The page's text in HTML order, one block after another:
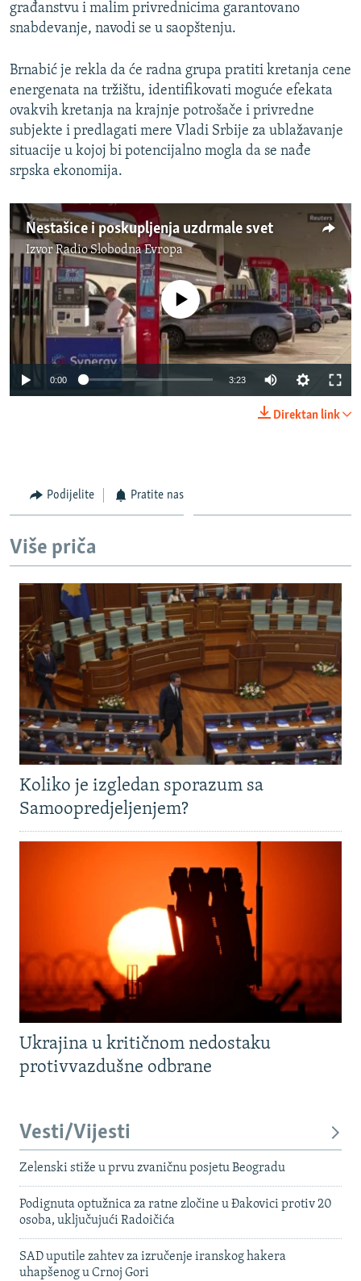
građanstvu i malim privrednicima garantovano
snabdevanje, navodi se u saopštenju.
Brnabić je rekla da će radna grupa pratiti kretanja cene
energenata na tržištu, identifikovati moguće efekata
ovakvih kretanja na krajnje potrošače i privredne
subjekte i predlagati mere Vladi Srbije za ublažavanje
situacije u kojoj bi potencijalno mogla da se nađe
srpska ekonomija.
Nestašice i poskupljenja uzdrmale svet
IzvorRadio Slobodna Evropa
No media source currently available
0:00 3:23
Direktan link
Podijelite Pratite nas
Više priča
Koliko je izgledan sporazum sa
Samoopredjeljenjem?
Ukrajina u kritičnom nedostaku
protivvazdušne odbrane
Vesti/Vijesti
Zelenski stiže u prvu zvaničnu posjetu Beogradu
Podignuta optužnica za ratne zločine u Đakovici protiv 20
osoba, uključujući Radoičića
SAD uputile zahtev za izručenje iranskog hakera
uhapšenog u Crnoj Gori